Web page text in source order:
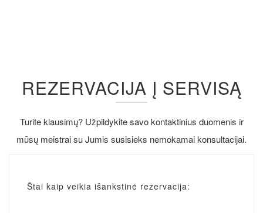
REZERVACIJA Į SERVISĄ
Turite klausimų? Užpildykite savo kontaktinius duomenis ir
mūsų meistrai su Jumis susisieks nemokamai konsultacijai.
Štai kaip veikia išankstinė rezervacija: